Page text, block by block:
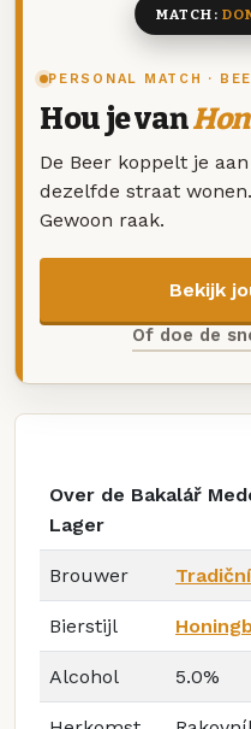
PERSONAL MATCH ·
Hou je van
De Beer koppelt je
dezelfde straat
Gewoon raak.
Bekijk
Of doe de
MATCH:
Over de Bakalář
Lager
Brouwer
Bierstijl
Alcohol 5.0%